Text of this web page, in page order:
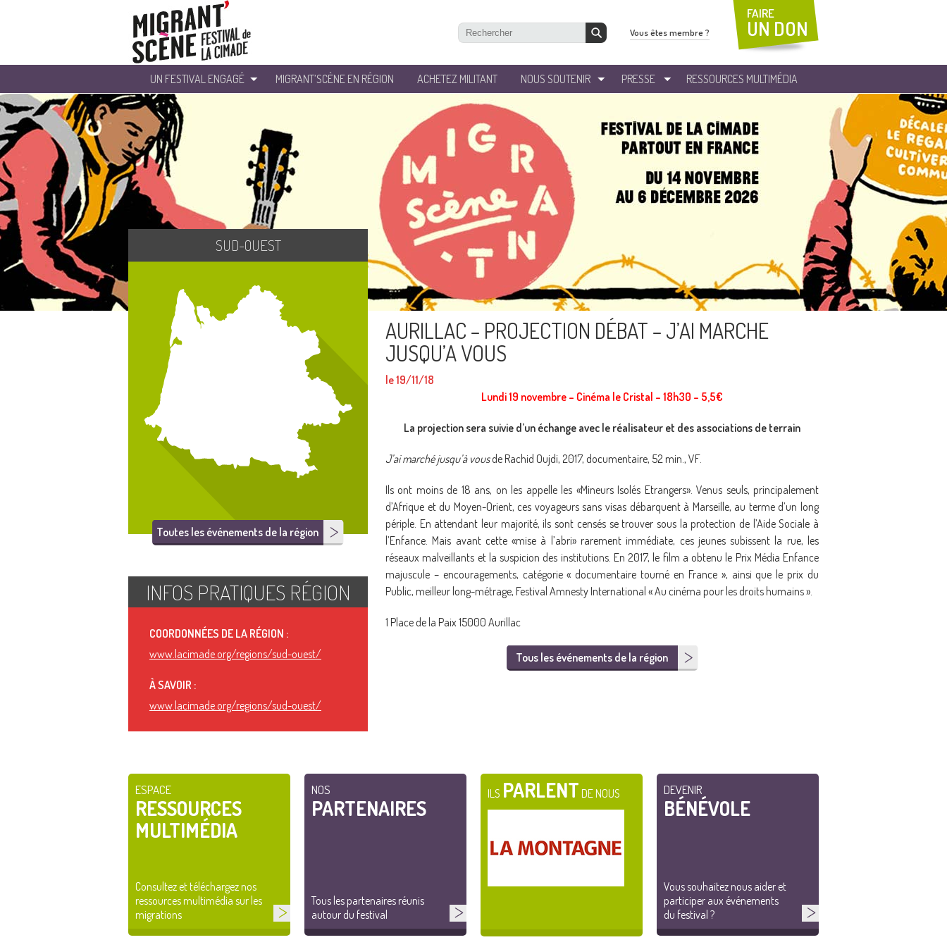
UN FESTIVAL ENGAGÉ MIGRANT’SCÈNE EN RÉGION ACHETEZ MILITANT NOUS SOUTENIR PRESSE RESSOURCES MULTIMÉDIA
Vous êtes membre ?
FAIRE
UN DON
AURILLAC – PROJECTION DÉBAT – J’AI MARCHE
JUSQU’A VOUS
le 19/11/18
Lundi 19 novembre – Cinéma le Cristal – 18h30 – 5,5€
La projection sera suivie d’un échange avec le réalisateur et des associations de terrain
J’ai marché jusqu’à vousde Rachid Oujdi, 2017, documentaire, 52 min., VF.
Ils ont moins de 18 ans, on les appelle les «Mineurs Isolés Etrangers». Venus seuls, principalement
d’Afrique et du Moyen-Orient, ces voyageurs sans visas débarquent à Marseille, au terme d’un long
périple. En attendant leur majorité, ils sont censés se trouver sous la protection de l’Aide Sociale à
l’Enfance. Mais avant cette «mise à l’abri» rarement immédiate, ces jeunes subissent la rue, les
réseaux malveillants et la suspicion des institutions. En 2017, le film a obtenu le Prix Média Enfance
majuscule – encouragements, catégorie « documentaire tourné en France », ainsi que le prix du
Public, meilleur long-métrage, Festival Amnesty International « Au cinéma pour les droits humains ».
1 Place de la Paix 15000 Aurillac
Tous les événements de la région
SUD-OUEST
Toutes les événements de la région
INFOS PRATIQUES RÉGION
COORDONNÉES DE LA RÉGION :
www.lacimade.org/regions/sud-ouest/
À SAVOIR :
www.lacimade.org/regions/sud-ouest/
ESPACE
RESSOURCES
MULTIMÉDIA
Consultez et téléchargez nos
ressources multimédia sur les
migrations
NOS
PARTENAIRES
Tous les partenaires réunis
autour du festival
ILS PARLENT DE NOUS DEVENIR
BÉNÉVOLE
Vous souhaitez nous aider et
participer aux événements
du festival ?